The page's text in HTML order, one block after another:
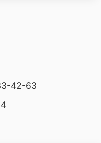
42-63